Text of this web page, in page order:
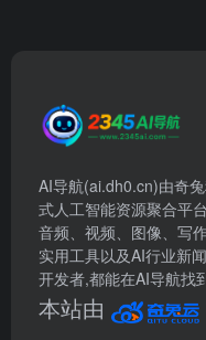
AI导航(ai.dh0.cn)由奇
式人工智能资源聚合平
音频、视频、图像、写
实用工具以及AI行业新
开发者,都能在AI导航找
本站由